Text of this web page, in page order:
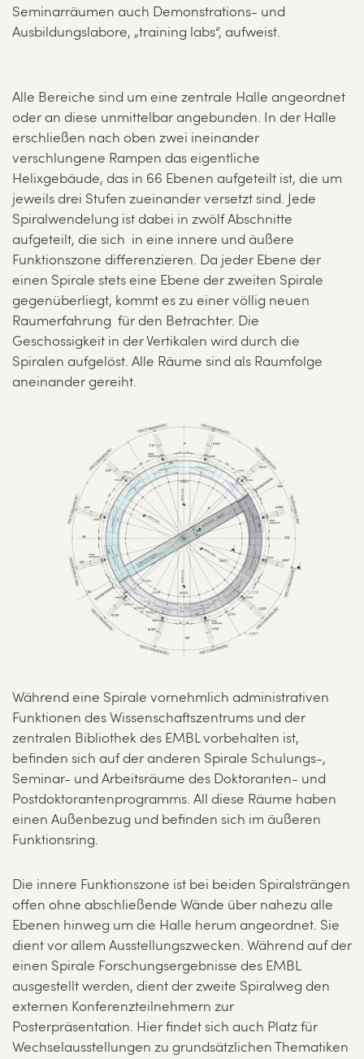
Seminarräumen auch Demonstrations- und
Ausbildungslabore, „training labs“, aufweist.
Alle Bereiche sind um eine zentrale Halle angeordnet
oder an diese unmittelbar angebunden. In der Halle
erschließen nach oben zwei ineinander
verschlungene Rampen das eigentliche
Helixgebäude, das in 66 Ebenen aufgeteilt ist, die um
jeweils drei Stufen zueinander versetzt sind. Jede
Spiralwendelung ist dabei in zwölf Abschnitte
aufgeteilt, die sich in eine innere und äußere
Funktionszone differenzieren. Da jeder Ebene der
einen Spirale stets eine Ebene der zweiten Spirale
gegenüberliegt, kommt es zu einer völlig neuen
Raumerfahrung für den Betrachter. Die
Geschossigkeit in der Vertikalen wird durch die
Spiralen aufgelöst. Alle Räume sind als Raumfolge
aneinander gereiht.
Während eine Spirale vornehmlich administrativen
Funktionen des Wissenschaftszentrums und der
zentralen Bibliothek des EMBL vorbehalten ist,
befinden sich auf der anderen Spirale Schulungs-,
Seminar- und Arbeitsräume des Doktoranten- und
Postdoktorantenprogramms. All diese Räume haben
einen Außenbezug und befinden sich im äußeren
Funktionsring.
Die innere Funktionszone ist bei beiden Spiralsträngen
offen ohne abschließende Wände über nahezu alle
Ebenen hinweg um die Halle herum angeordnet. Sie
dient vor allem Ausstellungszwecken. Während auf der
einen Spirale Forschungsergebnisse des EMBL
ausgestellt werden, dient der zweite Spiralweg den
externen Konferenzteilnehmern zur
Posterpräsentation. Hier findet sich auch Platz für
Wechselausstellungen zu grundsätzlichen Thematiken